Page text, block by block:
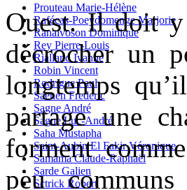
Prouteau Marie-Hélène
Rafécas-Poeydomenge Marjorie
Ranaivoson Dominique
Rey Pierre-Louis
Rialland Ivanne
Robin Vincent
Rodrigue Paul
Saenen Frederic
Sagne André
Sagne Luc-André
Saha Mustapha
Saint-Aubin El Fakir Véronique
Samama Claude-Raphaël
Sarde Galien
Sctrick Robert
Ouest. Il doit y
décrocher un
longtemps
partage une
forment
peu